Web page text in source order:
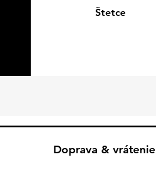
Štetce
Doprava & vrátenie